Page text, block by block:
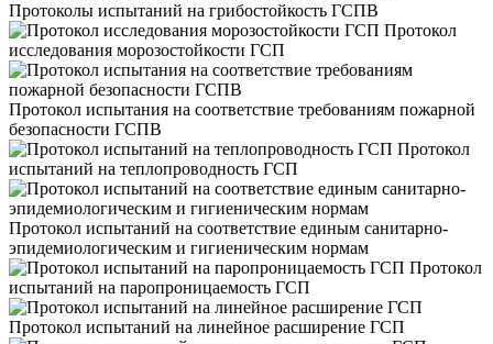
Протоколы испытаний на грибостойкость ГСПВ
Протокол
исследования морозостойкости ГСП
Протокол испытания на соответствие требованиям пожарной
безопасности ГСПВ
Протокол
испытаний на теплопроводность ГСП
Протокол испытаний на соответствие единым санитарно-
эпидемиологическим и гигиеническим нормам
Протокол
испытаний на паропроницаемость ГСП
Протокол испытаний на линейное расширение ГСП